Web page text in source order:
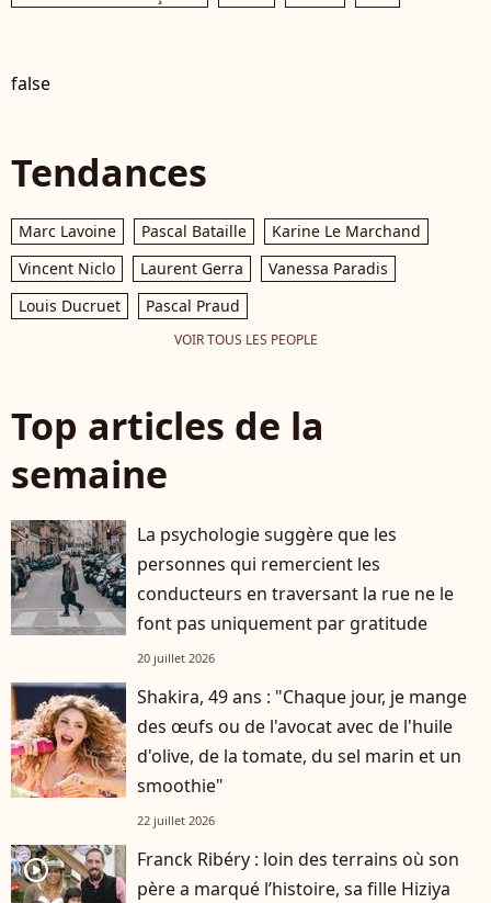
false
Tendances
Marc Lavoine Pascal Bataille
Karine Le Marchand
Vincent Niclo
Laurent Gerra
Vanessa Paradis
Louis Ducruet
Pascal Praud
VOIR TOUS LES PEOPLE
Top articles de la
semaine
La psychologie suggère que les
personnes qui remercient les
conducteurs en traversant la rue ne le
font pas uniquement par gratitude
20 juillet 2026
Shakira, 49 ans : "Chaque jour, je mange
des œufs ou de l'avocat avec de l'huile
d'olive, de la tomate, du sel marin et un
smoothie"
22 juillet 2026
player2
Franck Ribéry : loin des terrains où son
père a marqué l’histoire, sa fille Hiziya